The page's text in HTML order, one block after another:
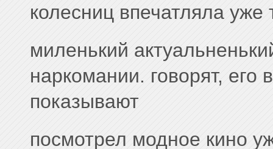
колесниц впечатляла уже
миленький
наркомании. говорят, его
показывают
посмотрел модное кино